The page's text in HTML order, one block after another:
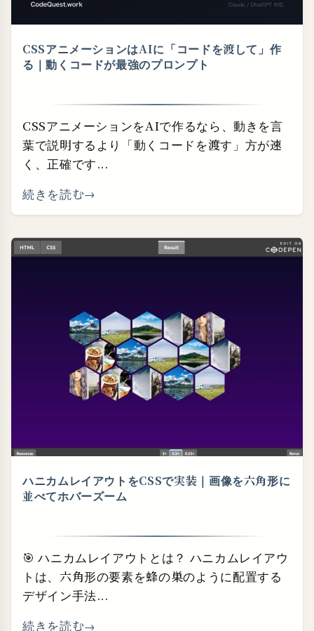
CSSアニメーションはAIに「コードを渡して」作
る｜動くコードが最強のプロンプト
CSSアニメーションをAIで作るなら、動きを言
葉で説明するより「動くコードを渡す」方が速
く、正確です...
続きを読む
ハニカムレイアウトをCSSで実装｜画像を六角形に
並べてホバーズーム
🎯 ハニカムレイアウトとは？ ハニカムレイアウ
トは、六角形の要素を蜂の巣のように配置する
デザイン手法...
続きを読む